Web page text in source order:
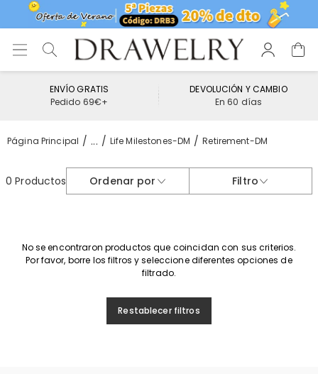
ENVÍO GRATIS
Pedido 69€+
DEVOLUCIÓN Y CAMBIO
En 60 días
Página Principal ... Life Milestones-DM Retirement-DM
0 Productos Ordenar por Filtro
No se encontraron productos que coincidan con sus criterios.
Por favor, borre los filtros y seleccione diferentes opciones de
filtrado.
Restablecer filtros